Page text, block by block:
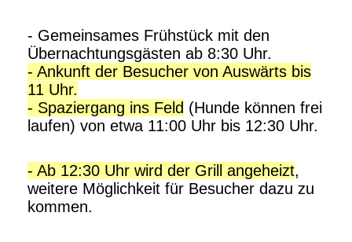
- Gemeinsames Frühstück mit den
Übernachtungsgästen ab 8:30 Uhr.
- Ankunft der Besucher von Auswärts bis
11 Uhr.
- Spaziergang ins Feld (Hunde können frei
laufen) von etwa 11:00 Uhr bis 12:30 Uhr.
- Ab 12:30 Uhr wird der Grill angeheizt,
weitere Möglichkeit für Besucher dazu zu
kommen.